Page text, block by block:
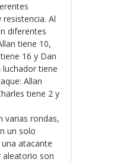
Al
diferentes
tiene 10,
16 y Dan
luchador tiene
Allan
tiene 2 y
varias rondas,
un solo
atacante
aleatorio son